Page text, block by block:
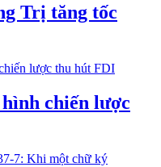
Trị tăng tốc
chiến lược